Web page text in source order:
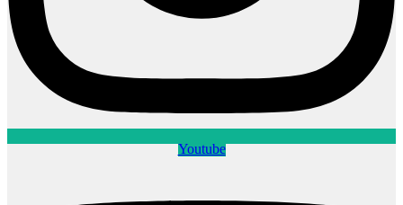
Youtube